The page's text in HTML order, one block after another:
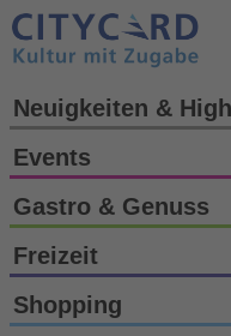
Neuigkeiten &
Events
Gastro & Genuss
Freizeit
Shopping